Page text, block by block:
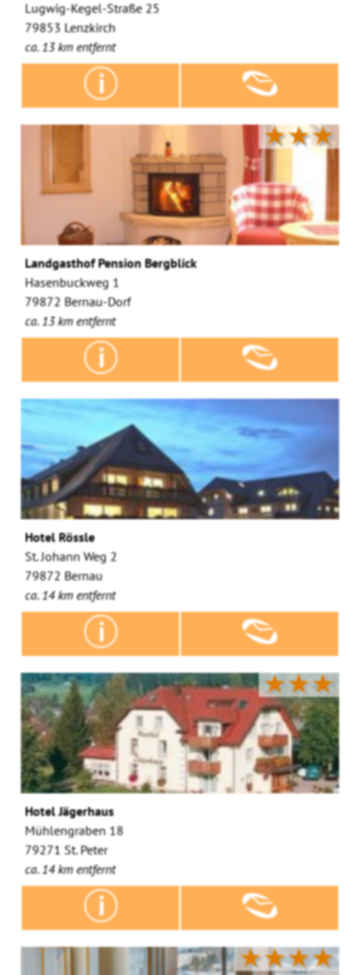
Lugwig-Kegel-Straße 25
79853 Lenzkirch
ca. 13 km entfernt
★★★
Landgasthof Pension Bergblick
Hasenbuckweg 1
79872 Bernau-Dorf
ca. 13 km entfernt
Hotel Rössle
St. Johann Weg 2
79872 Bernau
ca. 14 km entfernt
★★★
Hotel Jägerhaus
Mühlengraben 18
79271 St. Peter
ca. 14 km entfernt
★★★★